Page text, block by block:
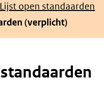
Lijst open standaarden
(verplicht)